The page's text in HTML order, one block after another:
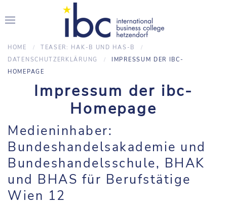
HOME
TEASER: HAK-B UND HAS-B
DATENSCHUTZERKLÄRUNG
IMPRESSUM DER IBC-
HOMEPAGE
Impressum der ibc-
Homepage
Medieninhaber:
Bundeshandelsakademie und
Bundeshandelsschule, BHAK
und BHAS für Berufstätige
Wien 12